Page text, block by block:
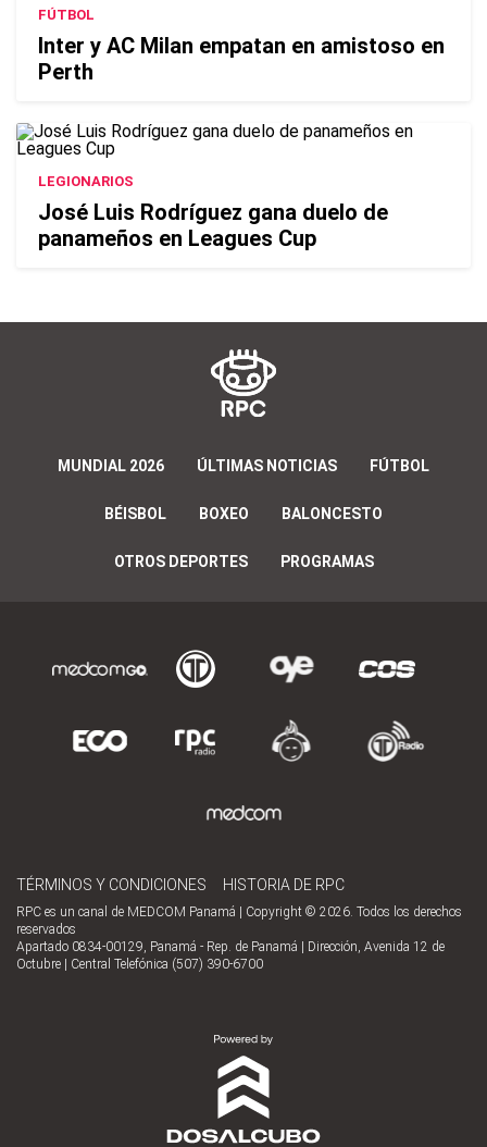
FÚTBOL
Inter y AC Milan empatan en amistoso en
Perth
LEGIONARIOS
José Luis Rodríguez gana duelo de
panameños en Leagues Cup
MUNDIAL 2026 ÚLTIMAS NOTICIAS FÚTBOL
BÉISBOL BOXEO BALONCESTO
OTROS DEPORTES PROGRAMAS
TÉRMINOS Y CONDICIONES HISTORIA DE RPC
RPC es un canal de MEDCOM Panamá | Copyright © 2026. Todos los derechos
reservados
Apartado 0834-00129, Panamá - Rep. de Panamá | Dirección, Avenida 12 de
Octubre | Central Telefónica (507) 390-6700